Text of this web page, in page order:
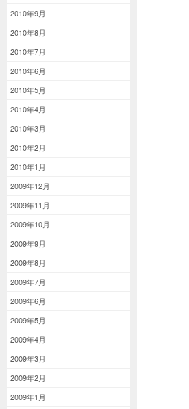
2010年9月
2010年8月
2010年7月
2010年6月
2010年5月
2010年4月
2010年3月
2010年2月
2010年1月
2009年12月
2009年11月
2009年10月
2009年9月
2009年8月
2009年7月
2009年6月
2009年5月
2009年4月
2009年3月
2009年2月
2009年1月